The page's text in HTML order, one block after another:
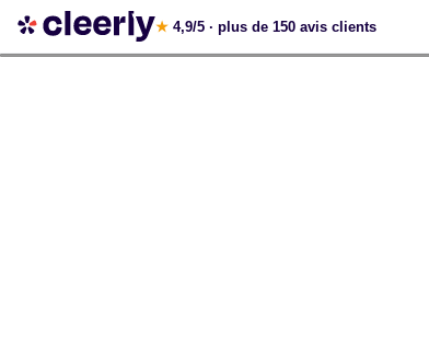
Votre simulation gratuite et personnalisée
★ 4,9/5 · plus de 150 avis clients